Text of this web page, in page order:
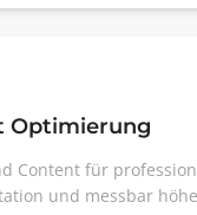
Optimierung
Content für
und messbar